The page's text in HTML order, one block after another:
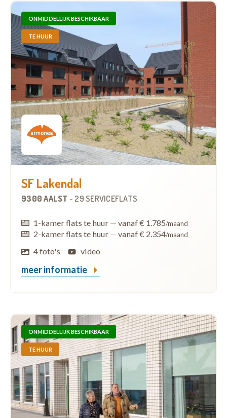
ONMIDDELLIJK BESCHIKBAAR
TE HUUR
SF Lakendal
9300 AALST - 29 SERVICEFLATS
1-kamer flats te huur — vanaf € 1.785/maand
2-kamer flats te huur — vanaf € 2.354/maand
4 foto's video
meer informatie
ONMIDDELLIJK BESCHIKBAAR
TE HUUR